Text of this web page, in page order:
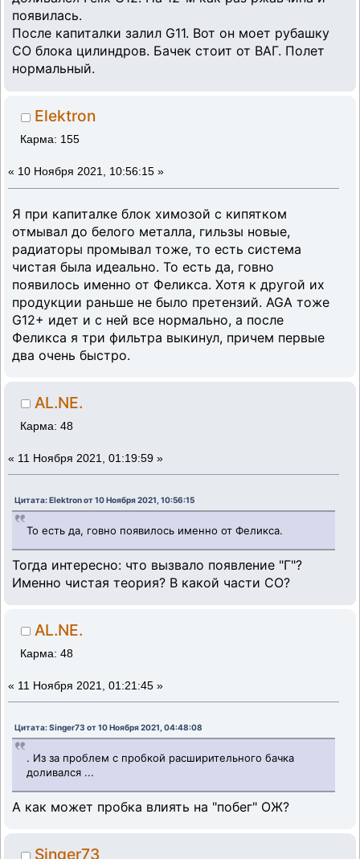
появилась.
После капиталки залил G11. Вот он моет рубашку
СО блока цилиндров. Бачек стоит от ВАГ. Полет
нормальный.
Elektron
Карма: 155
« 10 Ноября 2021, 10:56:15 »
Я при капиталке блок химозой с кипятком
отмывал до белого металла, гильзы новые,
радиаторы промывал тоже, то есть система
чистая была идеально. То есть да, говно
появилось именно от Феликса. Хотя к другой их
продукции раньше не было претензий. AGA тоже
G12+ идет и с ней все нормально, а после
Феликса я три фильтра выкинул, причем первые
два очень быстро.
AL.NE.
Карма: 48
« 11 Ноября 2021, 01:19:59 »
Цитата: Elektron от 10 Ноября 2021, 10:56:15
То есть да, говно появилось именно от Феликса.
Тогда интересно: что вызвало появление "Г"?
Именно чистая теория? В какой части СО?
AL.NE.
Карма: 48
« 11 Ноября 2021, 01:21:45 »
Цитата: Singer73 от 10 Ноября 2021, 04:48:08
. Из за проблем с пробкой расширительного бачка
доливался ...
А как может пробка влиять на "побег" ОЖ?
Singer73